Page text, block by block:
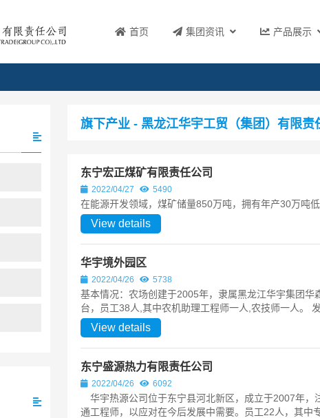
首页 集团资讯 产品展示
旗下产业 - 黑龙江华宇工贸（集团）有限责
东宁宏正煤矿有限责任公司
2022/04/27 5490
在能源开发领域，煤矿储量850万吨，拥有年产30万吨
View details
华宇境外园区
2022/04/26 5738
基本情况：农场创建于2005年，隶属黑龙江华宇集团
台，员工38人,其中农机助理工程师一人,农技师一人。
View details
东宁盛源热力有限责任公司
2022/04/26 6092
华宇热源公司位于东宁县河北新区，成立于2007年，
通工程师，以应对在今后发展中需要。员工22人，其中